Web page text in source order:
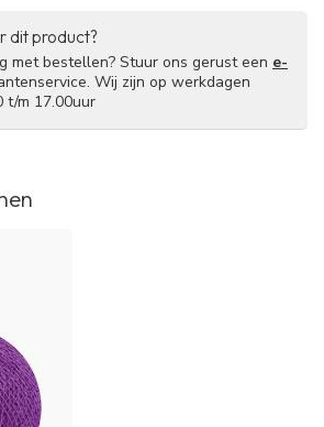
dit product?
met bestellen? Stuur ons gerust een e-
Wij zijn op werkdagen
t/m 17.00uur